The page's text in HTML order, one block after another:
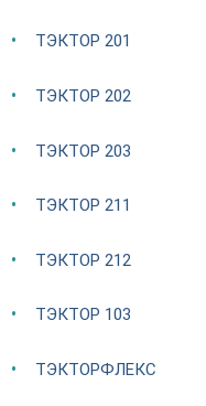
ТЭКТОР 201
ТЭКТОР 202
ТЭКТОР 203
ТЭКТОР 211
ТЭКТОР 212
ТЭКТОР 103
ТЭКТОРФЛЕКС